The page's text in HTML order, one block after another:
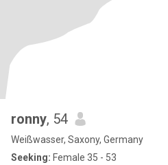
ronny, 54
Weißwasser, Saxony, Germany
Seeking: Female 35 - 53